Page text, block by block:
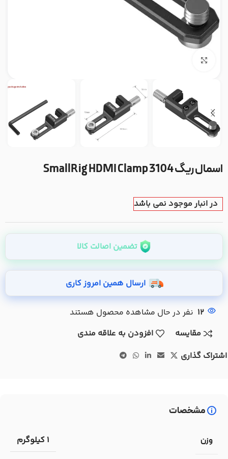
اسمال ریگ SmallRig HDMI Clamp 3104
در انبار موجود نمی باشد
تضمین اصالت کالا
ارسال همین امروز کاری
12 نفر در حال مشاهده محصول هستند
مقایسه
افزودن به علاقه مندی
اشتراک گذاری
مشخصات
وزن 1 کیلوگرم